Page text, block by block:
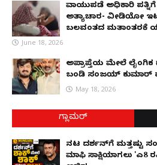
ವಾಯುಪಡೆ ಅಧಿಕಾರಿ
ಅತ್ಯಾಚಾರ- ವೀಡಿಯೋ
ಬಲವಂತದ ಮತಾಂತರಕ್ಕೆ
June 18, 2026
ಅಪ್ರಾಪ್ತೆಯ ಮೇಲೆ
ಬಂಡಿ ಸಂಜಯ್ ಕುಮಾರ್
May 18, 2026
ಗ್ಲಾಮರ್
ನಟ ದರ್ಶನ್‌ಗೆ ಮತ್ತಷ್ಟು
ಮಾಫಿ ಸಾಕ್ಷಿಯಾಗಲು